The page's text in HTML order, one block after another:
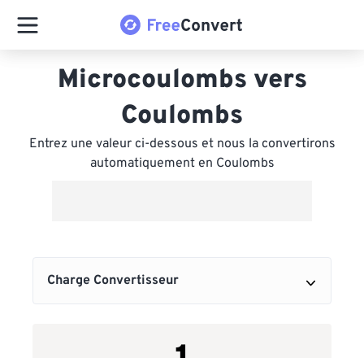
Microcoulombs vers
Coulombs
Entrez une valeur ci-dessous et nous la convertirons
automatiquement en Coulombs